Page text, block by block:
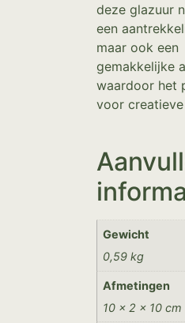
deze glazuur
een
maar ook een
gemakkelijke
waardoor het
voor
Gewicht
0,59 kg
Afmetingen
10 × 2 × 10 cm